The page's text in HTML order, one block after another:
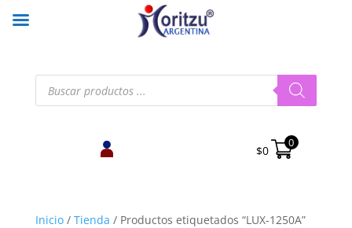
Búsqueda
productos
$0
0
Inicio/ Tienda / Productos etiquetados “LUX-1250A”